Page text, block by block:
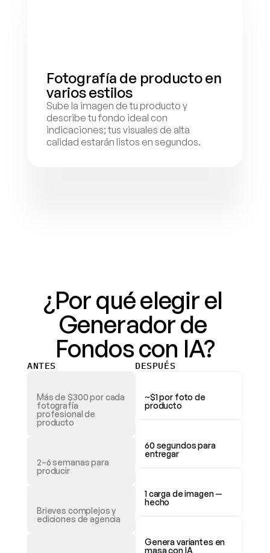
Fotografía de producto en
varios estilos
Sube la imagen de tu producto y
describe tu fondo ideal con
indicaciones; tus visuales de alta
calidad estarán listos en segundos.
¿Por qué elegir el
Generador de
Fondos con IA?
ANTES
Más de $300 por cada
fotografía
profesional de
producto
2–6 semanas para
producir
Brieves complejos y
ediciones de agencia
DESPUÉS
~$1 por foto de
producto
60 segundos para
entregar
1 carga de imagen —
hecho
Genera variantes en
masa con IA